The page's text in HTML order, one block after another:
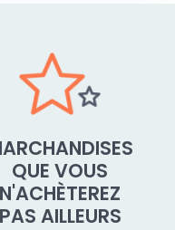
QUE VOUS
N'ACHÈTEREZ
PAS AILLEURS